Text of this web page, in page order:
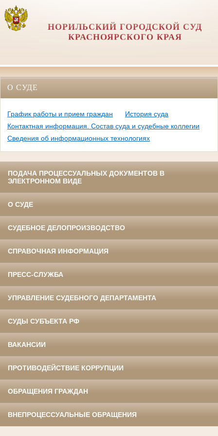
НОРИЛЬСКИЙ ГОРОДСКОЙ СУД
КРАСНОЯРСКОГО КРАЯ
О СУДЕ
График работы и прием граждан
История суда
Контактная информация. Состав суда и судебные коллегии
Сведения об информационных технологиях
ПОДАЧА ПРОЦЕССУАЛЬНЫХ ДОКУМЕНТОВ В
ЭЛЕКТРОННОМ ВИДЕ
О СУДЕ
СУДЕБНОЕ ДЕЛОПРОИЗВОДСТВО
СПРАВОЧНАЯ ИНФОРМАЦИЯ
ПРЕСС-СЛУЖБА
УПРАВЛЕНИЕ СУДЕБНОГО ДЕПАРТАМЕНТА
СУДЫ СУБЪЕКТА РФ
ВАКАНСИИ
ПРОТИВОДЕЙСТВИЕ КОРРУПЦИИ
ОБРАЩЕНИЯ ГРАЖДАН
ВНЕПРОЦЕССУАЛЬНЫЕ ОБРАЩЕНИЯ